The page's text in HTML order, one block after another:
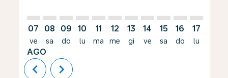
07
ve
AGO
08
sa
09
do
10
lu
11
ma
12
me
13
gi
14
ve
15
sa
16
do
17
lu
chevron_left chevron_right